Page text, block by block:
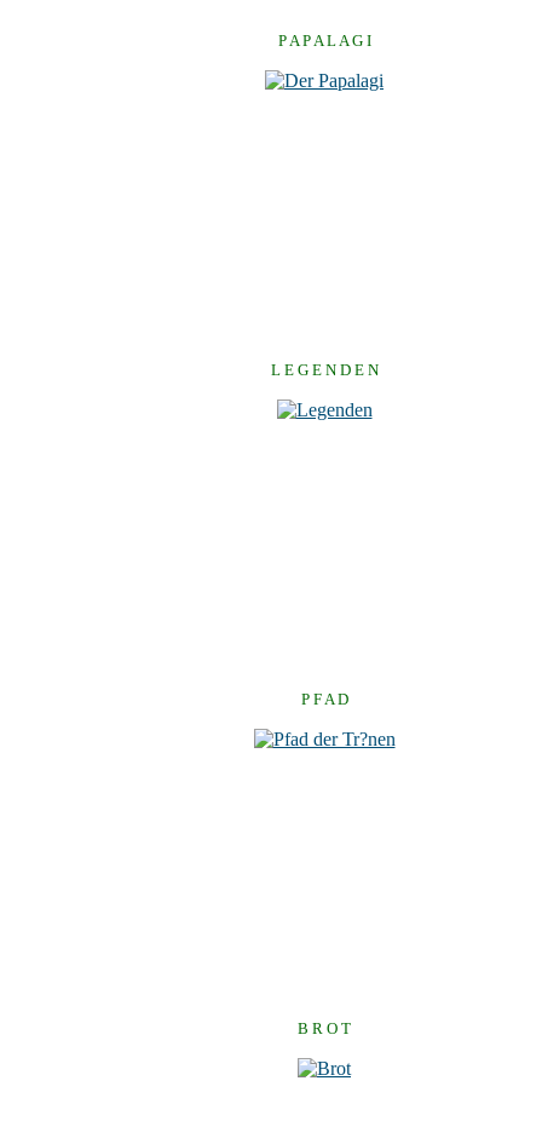
P A P A L A G I
L E G E N D E N
P F A D
B R O T